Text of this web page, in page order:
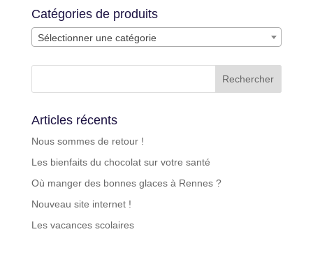
Catégories de produits
Sélectionner une catégorie
Articles récents
Nous sommes de retour !
Les bienfaits du chocolat sur votre santé
Où manger des bonnes glaces à Rennes ?
Nouveau site internet !
Les vacances scolaires